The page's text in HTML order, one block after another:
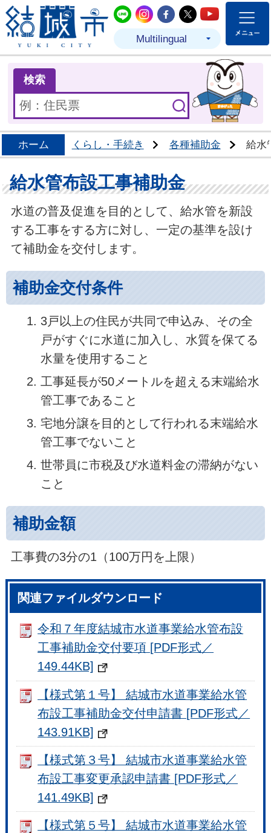
結城市公式LINE
結城市公式Instagram
結城市公式
結城市公式
結城市
Multilingual
検索
ホーム くらし・手続き 各種補助金 給水
給水管布設工事補助金
水道の普及促進を目的として、給水管を新設
する工事をする方に対し、一定の基準を設け
て補助金を交付します。
補助金交付条件
3戸以上の住民が共同で申込み、その全
戸がすぐに水道に加入し、水質を保てる
水量を使用すること
工事延長が50メートルを超える末端給水
管工事であること
宅地分譲を目的として行われる末端給水
管工事でないこと
世帯員に市税及び水道料金の滞納がない
こと
補助金額
工事費の3分の1（100万円を上限）
関連ファイルダウンロード
令和７年度結城市水道事業給水管布設
工事補助金交付要項 [PDF形式／
149.44KB]
【様式第１号】 結城市水道事業給水管
布設工事補助金交付申請書 [PDF形式／
143.91KB]
【様式第３号】 結城市水道事業給水管
布設工事変更承認申請書 [PDF形式／
141.49KB]
【様式第５号】 結城市水道事業給水管